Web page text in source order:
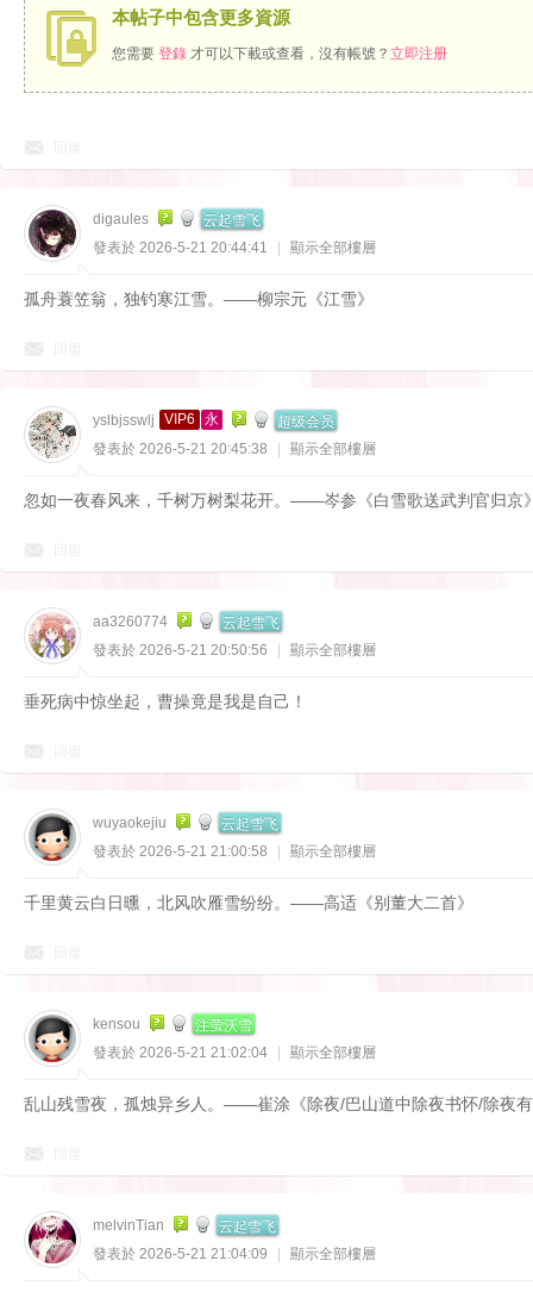
本帖子中包含更多資源
您需要 登錄 才可以下載或查看，沒有帳號？ 立即注册
digaules 云起雪飞
發表於 2026-5-21 20:44:41 顯示全部樓層
孤舟蓑笠翁，独钓寒江雪。——柳宗元《江雪》
yslbjsswlj VIP6 永 超级会员
發表於 2026-5-21 20:45:38 顯示全部樓層
忽如一夜春风来，千树万树梨花开。——岑参《白雪歌送武判官归京
aa3260774 云起雪飞
發表於 2026-5-21 20:50:56 顯示全部樓層
垂死病中惊坐起，曹操竟是我是自己！
wuyaokejiu 云起雪飞
發表於 2026-5-21 21:00:58 顯示全部樓層
千里黄云白日曛，北风吹雁雪纷纷。——高适《别董大二首》
kensou 注萤沃雪
發表於 2026-5-21 21:02:04 顯示全部樓層
乱山残雪夜，孤烛异乡人。——崔涂《除夜/巴山道中除夜书怀/除夜
melvinTian 云起雪飞
發表於 2026-5-21 21:04:09 顯示全部樓層